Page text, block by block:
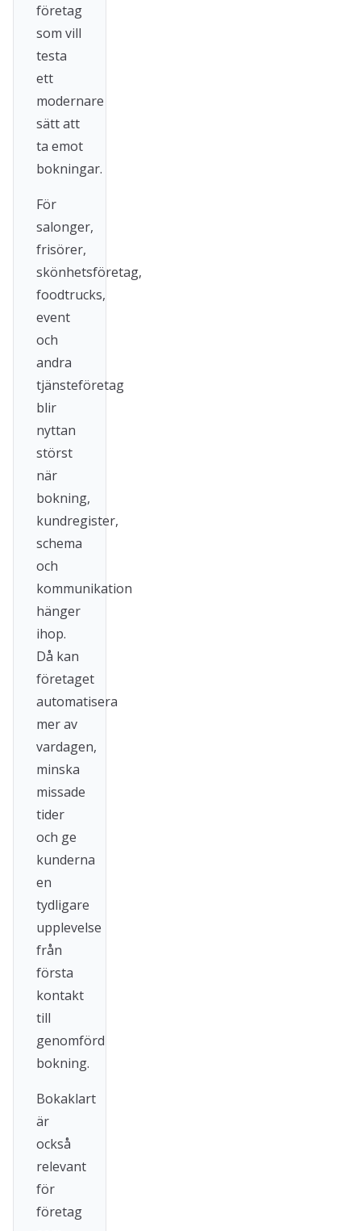
företag
som vill
testa
ett
modernare
sätt att
ta emot
bokningar.
För
salonger,
frisörer,
skönhetsföretag,
foodtrucks,
event
och
andra
tjänsteföretag
blir
nyttan
störst
när
bokning,
kundregister,
schema
och
kommunikation
hänger
ihop.
Då kan
företaget
automatisera
mer av
vardagen,
minska
missade
tider
och ge
kunderna
en
tydligare
upplevelse
från
första
kontakt
till
genomförd
bokning.
Bokaklart
är
också
relevant
för
företag